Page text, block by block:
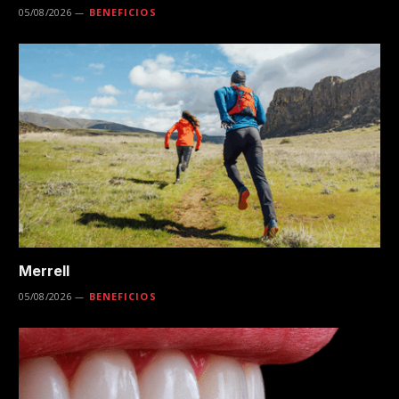
05/08/2026 BENEFICIOS
Merrell
05/08/2026 BENEFICIOS